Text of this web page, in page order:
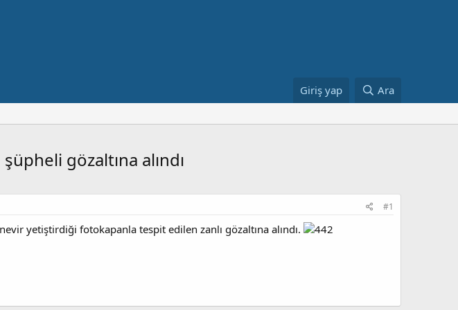
Giriş yap Ara
gözaltına alındı
#1
yetiştirdiği fotokapanla tespit edilen zanlı gözaltına alındı.